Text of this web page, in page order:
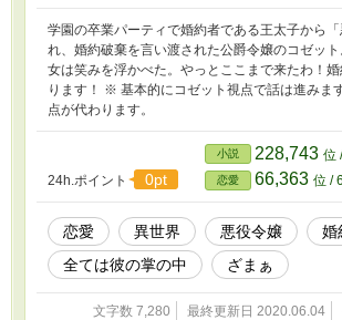
学園の卒業パーティで婚約者である王太子から
れ、婚約破棄を言い渡された公爵令嬢のコゼッ
女は笑みを浮かべた。やっとここまで来たわ！
ります！ ※ 基本的にコゼット視点で話は進みま
点が代わります。
24h.ポイント 0pt
小説 228,743 位
恋愛 66,363 位 /
恋愛 異世界 悪役令嬢
婚
全ては彼の掌の中
ざまぁ
文字数 7,280 最終更新日 2020.06.04